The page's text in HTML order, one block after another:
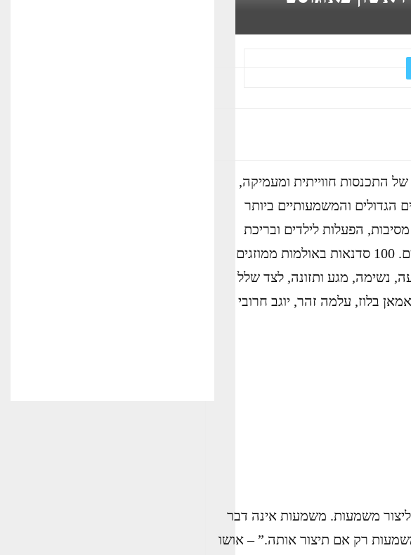
התכנסות חווייתית ומעמיקה,
הגדולים והמשמעותיים ביותר
הפעלות לילדים ובריכת
שחייה מרעננת, בכפר שקם לחיים למשך שלושה ימים. 100 סדנאות באולמות ממוזגים
נשימה, מגע ותזונה, לצד שלל
בלוז, עלמה זהר, יוגב חרובי
משמעות. משמעות אינה דבר
רק אם תיצור אותה.” – אושו